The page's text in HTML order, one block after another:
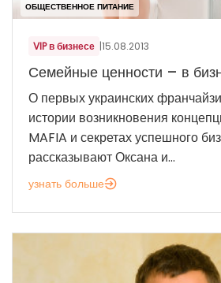
ОБЩЕСТВЕННОЕ ПИТАНИЕ
VIP в бизнесе |15.08.2013
Семейные ценности – в
О первых украинских
истории возникновения
MAFIA и секретах успешного
рассказывают Оксана и...
узнать больше